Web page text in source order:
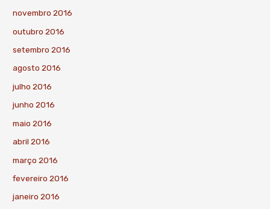
novembro 2016
outubro 2016
setembro 2016
agosto 2016
julho 2016
junho 2016
maio 2016
abril 2016
março 2016
fevereiro 2016
janeiro 2016